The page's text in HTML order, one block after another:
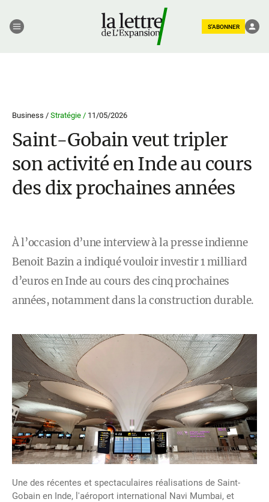
S'ABONNER
Business / Stratégie / 11/05/2026
Saint-Gobain veut tripler
son activité en Inde au cours
des dix prochaines années
À l’occasion d’une interview à la presse indienne
Benoit Bazin a indiqué vouloir investir 1 milliard
d’euros en Inde au cours des cinq prochaines
années, notamment dans la construction durable.
Une des récentes et spectaculaires réalisations de Saint-
Gobain en Inde, l'aéroport international Navi Mumbai, et